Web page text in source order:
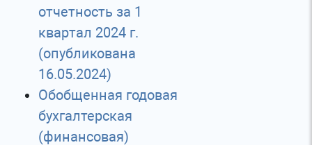
отчетность за 1
квартал 2024 г.
(опубликована
16.05.2024)
Обобщенная годовая
бухгалтерская
(финансовая)